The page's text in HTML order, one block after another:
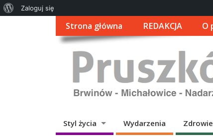
Strona główna REDAKCJA O
Styl życia Wydarzenia Zdrowie
Zaloguj się